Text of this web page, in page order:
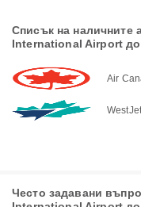
Списък на наличните
International Airport
Air
WestJet
Често задавани